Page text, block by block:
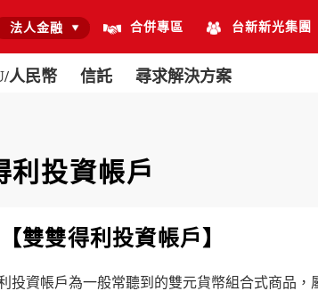
人民幣 信託 尋求解決方案
法人金融 合併專區 台新新光集團
利投資帳戶
雙雙得利投資帳戶】
投資帳戶為一般常聽到的雙元貨幣組合式商品